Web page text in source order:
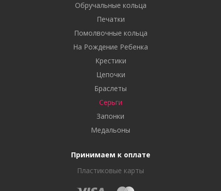
Обручальные кольца
Печатки
Помолвочные кольца
На Рождение Ребенка
Крестики
Цепочки
Браслеты
Серьги
Запонки
Медальоны
Принимаем к оплате
Пластиковые карты